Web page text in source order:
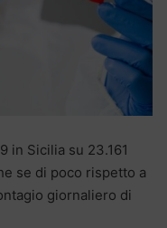
in Sicilia su 23.161
se di poco rispetto a
giornaliero di